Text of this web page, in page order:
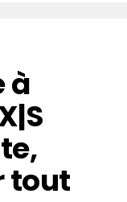
à
tout